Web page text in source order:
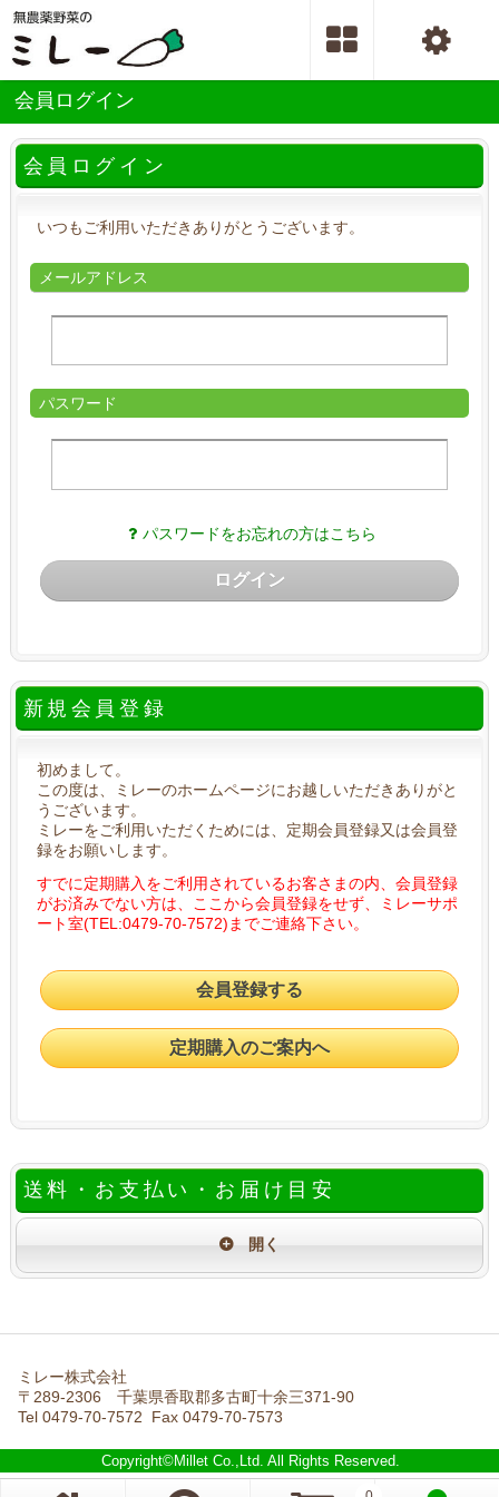
会員ログイン
会員ログイン
いつもご利用いただきありがとうございます。
メールアドレス
パスワード
パスワードをお忘れの方はこちら
ログイン
新規会員登録
初めまして。
この度は、ミレーのホームページにお越しいただきありがと
うございます。
ミレーをご利用いただくためには、定期会員登録又は会員登
録をお願いします。
すでに定期購入をご利用されているお客さまの内、会員登録
がお済みでない方は、ここから会員登録をせず、ミレーサポ
ート室(TEL:0479-70-7572)までご連絡下さい。
会員登録する
定期購入のご案内へ
送料・お支払い・お届け目安
ミレー株式会社
〒289-2306 千葉県香取郡多古町十余三371-90
Tel 0479-70-7572 Fax 0479-70-7573
Copyright©Millet Co.,Ltd. All Rights Reserved.